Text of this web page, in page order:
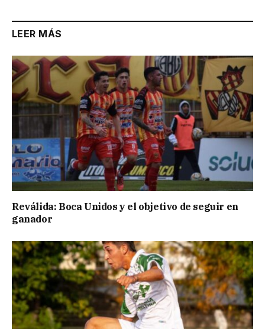
LEER MÁS
Reválida: Boca Unidos y el objetivo de seguir en
ganador